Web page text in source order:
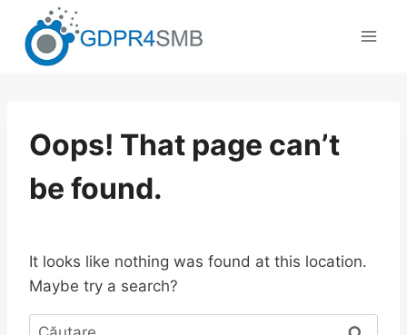
content
Oops! That page can’t
be found.
It looks like nothing was found at this location.
Maybe try a search?
Caută